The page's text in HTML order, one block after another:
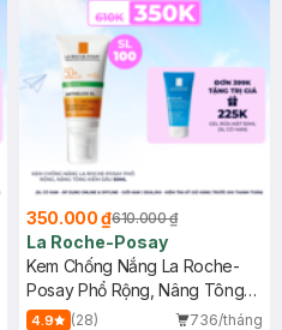
350.000 ₫610.000 ₫
La Roche-Posay
Kem Chống Nắng La Roche-
Posay Phổ Rộng, Nâng Tông
Kiềm Dầu 50ml
4.9 (28)
736/tháng